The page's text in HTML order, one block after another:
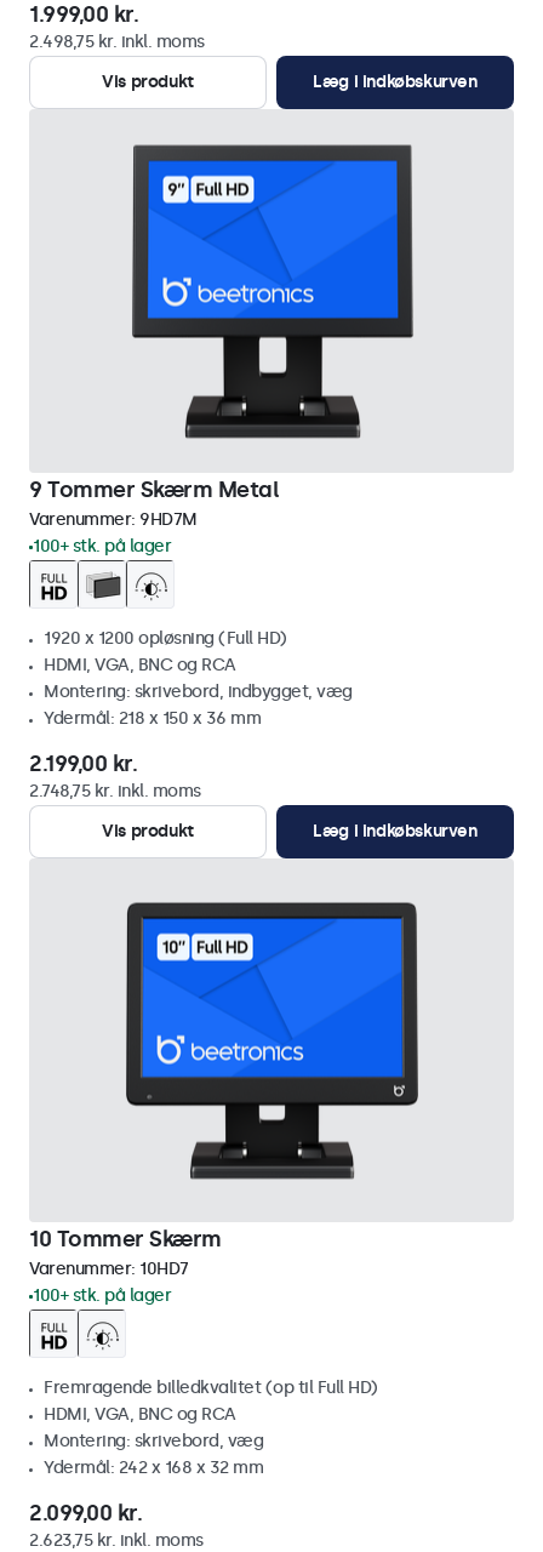
1.999,00 kr.
2.498,75 kr. inkl. moms
Vis produkt
Læg i indkøbskurven
9 Tommer Skærm Metal
Varenummer: 9HD7M
100+ stk. på lager
1920 x 1200 opløsning (Full HD)
HDMI, VGA, BNC og RCA
Montering: skrivebord, indbygget, væg
Ydermål: 218 x 150 x 36 mm
2.199,00 kr.
2.748,75 kr. inkl. moms
Vis produkt
Læg i indkøbskurven
10 Tommer Skærm
Varenummer: 10HD7
100+ stk. på lager
Fremragende billedkvalitet (op til Full HD)
HDMI, VGA, BNC og RCA
Montering: skrivebord, væg
Ydermål: 242 x 168 x 32 mm
2.099,00 kr.
2.623,75 kr. inkl. moms